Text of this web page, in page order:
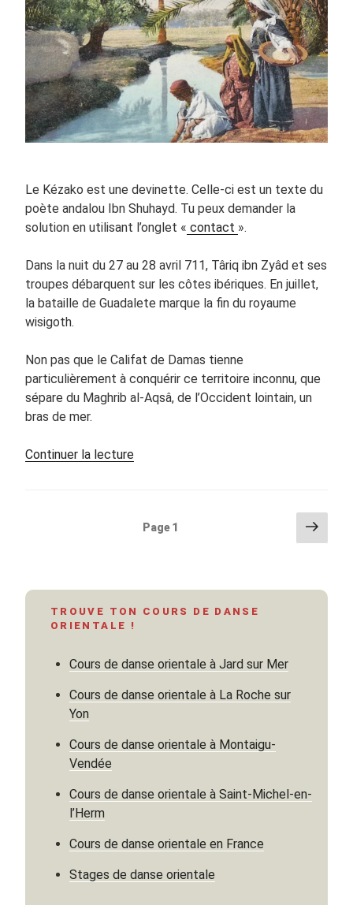
orientale
bien
dans
ses
sequins »
Le Kézako est une devinette. Celle-ci est un texte du
poète andalou Ibn Shuhayd. Tu peux demander la
solution en utilisant l’onglet « contact ».
Dans la nuit du 27 au 28 avril 711, Târiq ibn Zyâd et ses
troupes débarquent sur les côtes ibériques. En juillet,
la bataille de Guadalete marque la fin du royaume
wisigoth.
Non pas que le Califat de Damas tienne
particulièrement à conquérir ce territoire inconnu, que
sépare du Maghrib al-Aqsâ, de l’Occident lointain, un
bras de mer.
Continuer la lecturede
Shuhayd »
Page1
Page
TROUVE TON COURS DE DANSE
ORIENTALE !
Cours de danse orientale à Jard sur Mer
Cours de danse orientale à La Roche sur
Yon
Cours de danse orientale à Montaigu-
Vendée
Cours de danse orientale à Saint-Michel-en-
l’Herm
Cours de danse orientale en France
Stages de danse orientale